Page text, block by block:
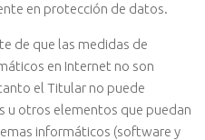
en protección de datos.
de que las medidas de
en Internet no son
el Titular no puede
u otros elementos que puedan
informáticos (software y